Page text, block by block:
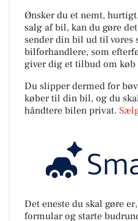
Ønsker du et nemt,
salg af bil, kan du gøre
sender din bil ud til vores
bilforhandlere, som
giver dig et tilbud om
Du slipper dermed for
køber til din bil, og du
håndtere bilen privat.
Det eneste du skal gøre
formular og starte